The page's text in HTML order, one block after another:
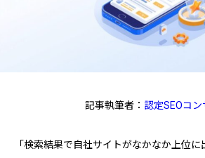
記事執筆者： 認定SEOコ
「検索結果で自社サイトがなかなか上位